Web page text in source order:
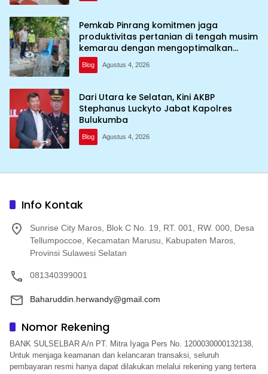
Pemkab Pinrang komitmen jaga
produktivitas pertanian di tengah musim
kemarau dengan mengoptimalkan
program Irigasi perpompaan (Irpom)
Blog Agustus 4, 2026
Dari Utara ke Selatan, Kini AKBP
Stephanus Luckyto Jabat Kapolres
Bulukumba
Blog Agustus 4, 2026
Info Kontak
Sunrise City Maros, Blok C No. 19, RT. 001, RW. 000, Desa
Tellumpoccoe, Kecamatan Marusu, Kabupaten Maros,
Provinsi Sulawesi Selatan
081340399001
Baharuddin.herwandy@gmail.com
Nomor Rekening
BANK SULSELBAR A/n PT. Mitra Iyaga Pers No. 1200030000132138,
Untuk menjaga keamanan dan kelancaran transaksi, seluruh
pembayaran resmi hanya dapat dilakukan melalui rekening yang tertera